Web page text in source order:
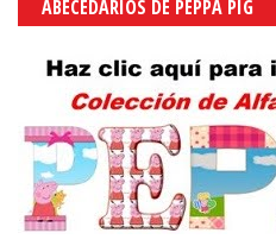
ABECEDARIOS DE PEPPA PIG